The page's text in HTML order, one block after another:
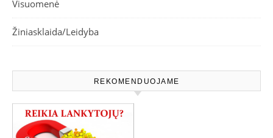
Visuomenė
Žiniasklaida/Leidyba
REKOMENDUOJAME